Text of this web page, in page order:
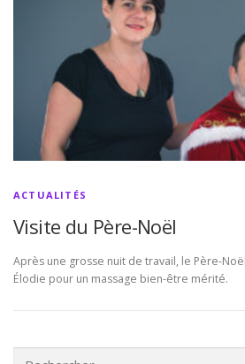
ACTUALITÉS
Visite du Père-Noël
Après une grosse nuit de travail, le Père-
Élodie pour un massage bien-être mérité.